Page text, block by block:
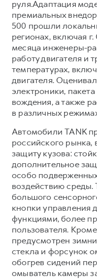
руля.Адаптация
премиальных
500 прошли
регионах, включая
месяца инженеры-
работу двигателя и
температурах,
двигателя.
электроники,
вождения, а также
в различных
Автомобили TANK
российского
защиту кузова:
дополнительное
особо
воздействию среды.
большого
кнопки управления
функциями, более
пользователя.
предусмотрен
стекла и форсунок
обогрев сидений
омыватель камеры